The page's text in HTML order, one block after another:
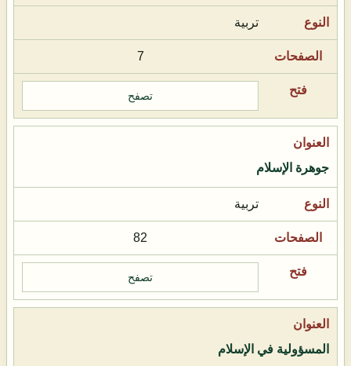
تربية
7
تصفح
جوهرة الإسلام
تربية
82
تصفح
المسؤولية في الإسلام